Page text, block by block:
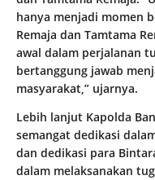
hanya menjadi momen
Remaja dan Tamtama
awal dalam perjalanan
bertanggung jawab
masyarakat,” ujarnya.
Lebih lanjut Kapolda
semangat dedikasi
dan dedikasi para
dalam melaksanakan